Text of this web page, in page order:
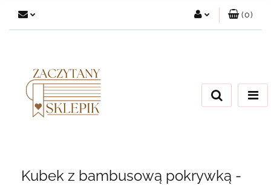
Dodaj zgłoszenie
(0)
Kubek z bambusową pokrywką -